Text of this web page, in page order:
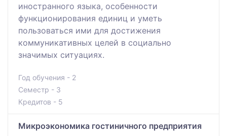
иностранного языка, особенности
функционирования единиц и уметь
пользоваться ими для достижения
коммуникативных целей в социально
значимых ситуациях.
Год обучения - 2
Семестр - 3
Кредитов - 5
Микроэкономика гостиничного предприятия